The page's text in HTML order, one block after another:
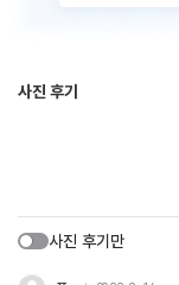
사진 후기
사진 후기만